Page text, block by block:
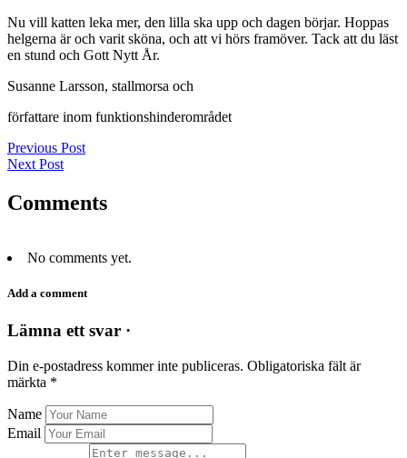
Nu vill katten leka mer, den lilla ska upp och dagen börjar. Hoppas
helgerna är och varit sköna, och att vi hörs framöver. Tack att du läst
en stund och Gott Nytt År.
Susanne Larsson, stallmorsa och
författare inom funktionshinderområdet
Previous Post
Next Post
Comments
No comments yet.
Add a comment
Lämna ett svar ·
Din e-postadress kommer inte publiceras. Obligatoriska fält är
märkta *
Name
Email